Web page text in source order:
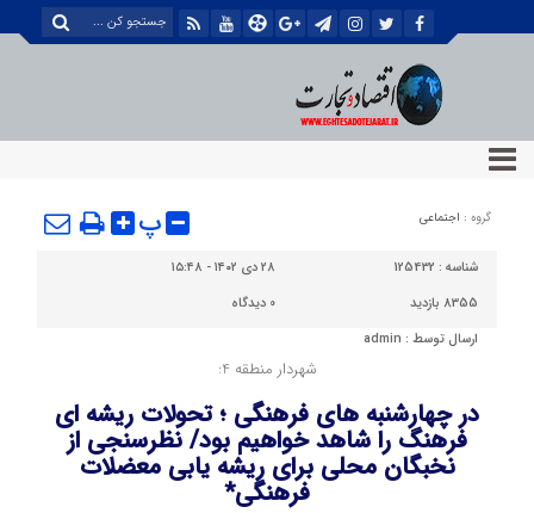
گروه : اجتماعی پ
شناسه : 125432
۲۸ دی ۱۴۰۲ - ۱۵:۴۸
8355 بازدید
0 دیدگاه
ارسال توسط : admin
شهردار منطقه 4:
در چهارشنبه های فرهنگی ؛ تحولات ریشه ای
فرهنگ را شاهد خواهیم بود/ نظرسنجی از
نخبگان محلی برای ریشه یابی معضلات
فرهنگی*